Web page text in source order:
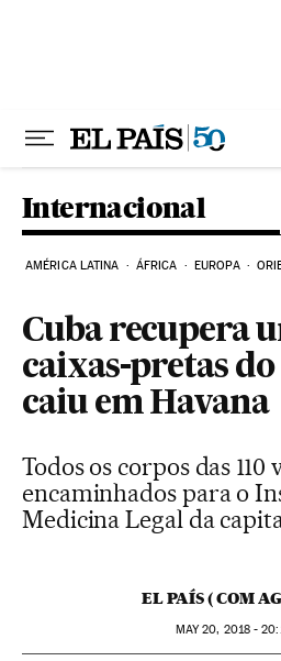
Internacional
AMÉRICA LATINA ÁFRICA EUROPA
Cuba recupera
caixas-pretas
caiu em Havana
Todos os corpos das
encaminhados para o
Medicina Legal da
EL PAÍS ( COM
MAY20, 2018 -